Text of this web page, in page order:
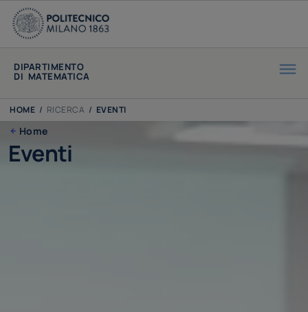
DIPARTIMENTO
DI MATEMATICA
HOME / RICERCA / EVENTI
Home
Eventi